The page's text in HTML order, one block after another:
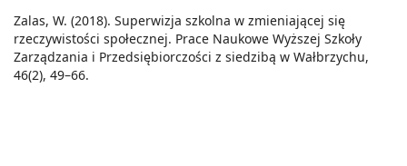
Zalas, W. (2018). Superwizja szkolna w zmieniającej się
rzeczywistości społecznej. Prace Naukowe Wyższej Szkoły
Zarządzania i Przedsiębiorczości z siedzibą w Wałbrzychu,
46(2), 49–66.